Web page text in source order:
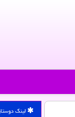
لینک